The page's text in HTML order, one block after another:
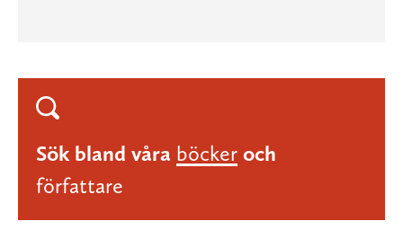
Sök bland våra böcker och
författare